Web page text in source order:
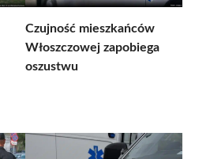
Czujność mieszkańców
Włoszczowej zapobiega
oszustwu